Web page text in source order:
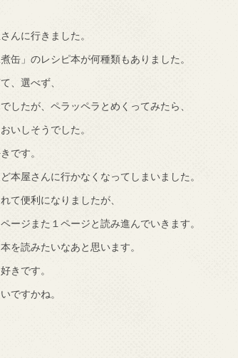
んに行きました。
缶」のレシピ本が何種類もありました。
、選べず、
したが、ペラッペラとめくってみたら、
いしそうでした。
です。
本屋さんに行かなくなってしまいました。
て便利になりましたが、
ージまた１ページと読み進んでいきます。
を読みたいなあと思います。
きです。
ですかね。